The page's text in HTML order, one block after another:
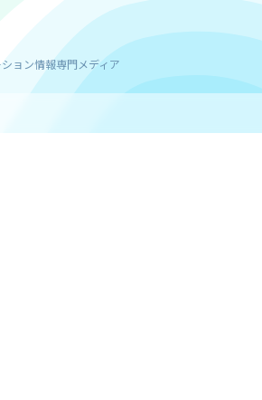
ョン情報専門メディア